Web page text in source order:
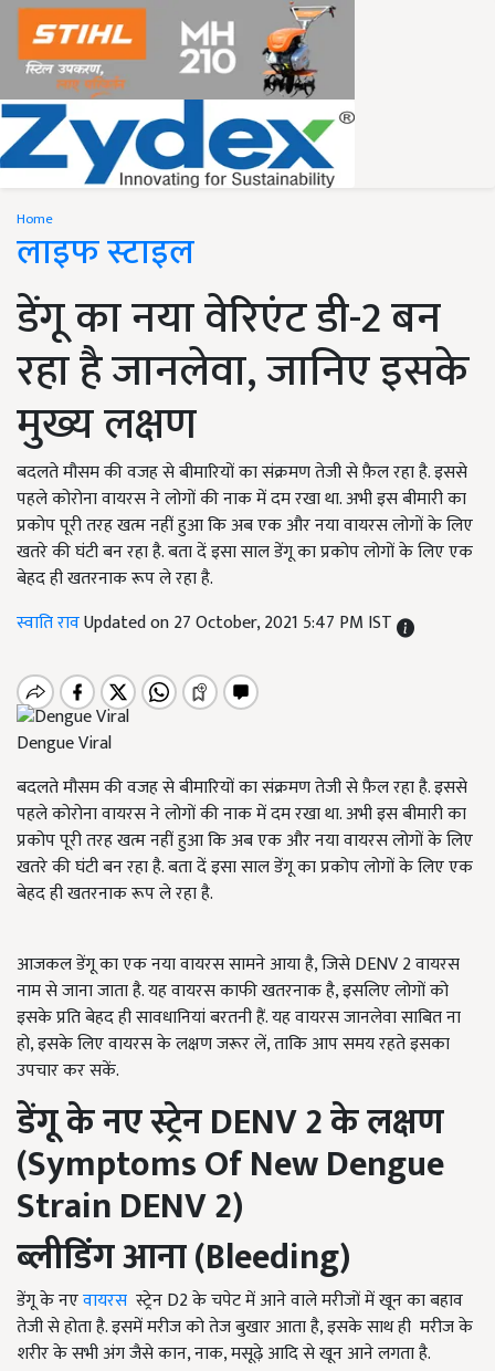
Home
लाइफ स्टाइल
डेंगू का नया वेरिएंट डी-2 बन
रहा है जानलेवा, जानिए इसके
मुख्य लक्षण
बदलते मौसम की वजह से बीमारियों का संक्रमण तेजी से फ़ैल रहा है. इससे
पहले कोरोना वायरस ने लोगों की नाक में दम रखा था. अभी इस बीमारी का
प्रकोप पूरी तरह खत्म नहीं हुआ कि अब एक और नया वायरस लोगों के लिए
खतरे की घंटी बन रहा है. बता दें इसा साल डेंगू का प्रकोप लोगों के लिए एक
बेहद ही खतरनाक रूप ले रहा है.
स्वाति रावUpdated on 27 October, 2021 5:47 PM IST
Dengue Viral
बदलते मौसम की वजह से बीमारियों का संक्रमण तेजी से फ़ैल रहा है. इससे
पहले कोरोना वायरस ने लोगों की नाक में दम रखा था. अभी इस बीमारी का
प्रकोप पूरी तरह खत्म नहीं हुआ कि अब एक और नया वायरस लोगों के लिए
खतरे की घंटी बन रहा है. बता दें इसा साल डेंगू का प्रकोप लोगों के लिए एक
बेहद ही खतरनाक रूप ले रहा है.
आजकल डेंगू का एक नया वायरस सामने आया है, जिसे DENV 2 वायरस
नाम से जाना जाता है. यह वायरस काफी खतरनाक है, इसलिए लोगों को
इसके प्रति बेहद ही सावधानियां बरतनी हैं. यह वायरस जानलेवा साबित ना
हो, इसके लिए वायरस के लक्षण जरूर लें, ताकि आप समय रहते इसका
उपचार कर सकें.
डेंगू के नए स्ट्रेनDENV2 के लक्षण
(Symptoms Of New Dengue
Strain DENV2)
ब्लीडिंग आना (Bleeding)
डेंगू के नएवायरस स्ट्रेन D2 के चपेट में आने वाले मरीजों में खून का बहाव
तेजी से होता है. इसमें मरीज को तेज बुखार आता है, इसके साथ ही मरीज के
शरीर के सभी अंग जैसे कान, नाक, मसूढ़े आदि से खून आने लगता है.